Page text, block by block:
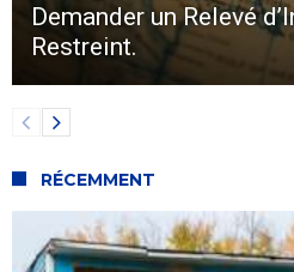
Demander un Relevé
Restreint.
RÉCEMMENT